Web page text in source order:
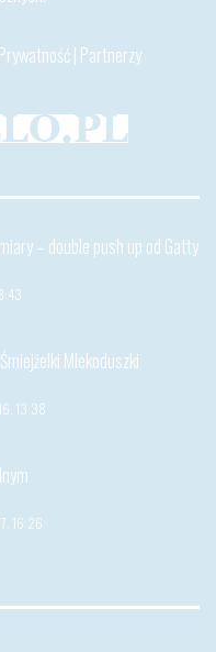
Prywatność| Partnerzy
– double push up od Gatty
Mlekoduszki
13:38
16:26